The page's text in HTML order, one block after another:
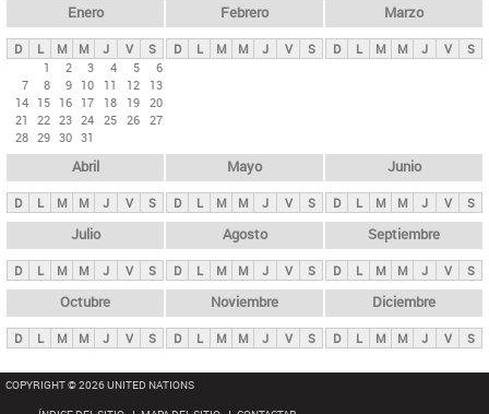
ds
p
n
i
p
a
l
s
Enero
D L M M J V
S
1
2 3 4 5
6
7
8 9 10 11 12
13
14 15 16 17 18 19 20
21
22 23 24 25 26 27
28 29 30 31
Febrero
D L M M J V S
Marzo
D L M M J V S
Abril
D L M M J V S
Mayo
D L M M J V S
Junio
D L M M J V S
Julio
D L M M J V S
Agosto
D L M M J V S
Septiembre
D L M M J V S
Octubre
D L M M J V S
Noviembre
D L M M J V S
Diciembre
D L M M J V S
COPYRIGHT © 2026 UNITED NATIONS